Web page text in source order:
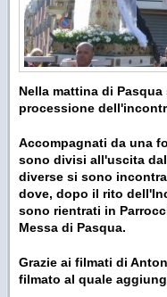
Nella mattina di
processione
Accompagnati da una
sono divisi all'uscita
diverse si sono
dove, dopo il rito
sono rientrati in
Messa di Pasqua.
Grazie ai filmati di
filmato al quale